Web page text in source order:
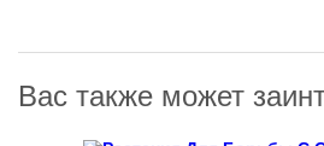
Вас также может